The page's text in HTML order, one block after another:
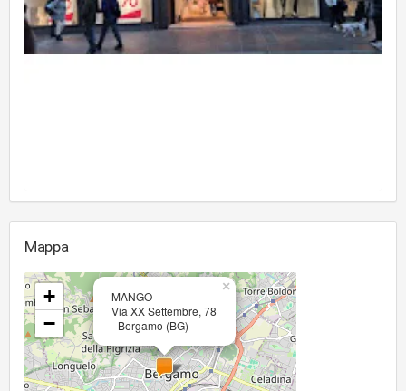
Mappa
MANGO
Via XX Settembre, 78
- Bergamo (BG)
×
+
−